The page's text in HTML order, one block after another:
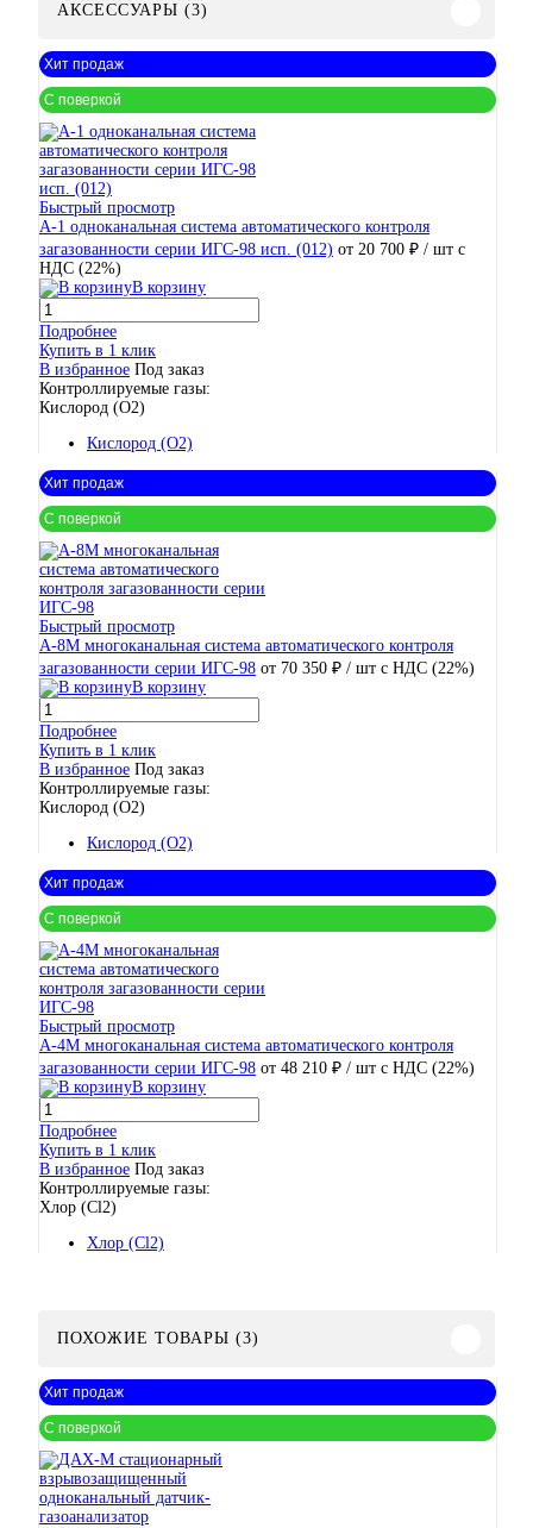
АКСЕССУАРЫ (3)
Хит продаж
С поверкой
Быстрый просмотр
А-1 одноканальная система автоматического контроля
загазованности серии ИГС-98 исп. (012) от 20 700 ₽ / шт с
НДС (22%)
В корзину
Подробнее
Купить в 1 клик
В избранное Под заказ
Контроллируемые газы:
Кислород (O2)
Кислород (O2)
Хит продаж
С поверкой
Быстрый просмотр
А-8М многоканальная система автоматического контроля
загазованности серии ИГС-98 от 70 350 ₽ / шт с НДС (22%)
В корзину
Подробнее
Купить в 1 клик
В избранное Под заказ
Контроллируемые газы:
Кислород (O2)
Кислород (O2)
Хит продаж
С поверкой
Быстрый просмотр
А-4М многоканальная система автоматического контроля
загазованности серии ИГС-98 от 48 210 ₽ / шт с НДС (22%)
В корзину
Подробнее
Купить в 1 клик
В избранное Под заказ
Контроллируемые газы:
Хлор (Cl2)
Хлор (Cl2)
ПОХОЖИЕ ТОВАРЫ (3)
Хит продаж
С поверкой